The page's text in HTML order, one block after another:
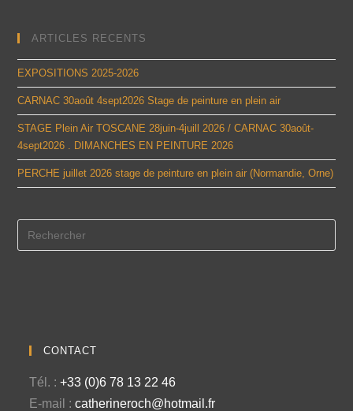
ARTICLES RECENTS
EXPOSITIONS 2025-2026
CARNAC 30août 4sept2026 Stage de peinture en plein air
STAGE Plein Air TOSCANE 28juin-4juill 2026 / CARNAC 30août-
4sept2026 . DIMANCHES EN PEINTURE 2026
PERCHE juillet 2026 stage de peinture en plein air (Normandie, Orne)
CONTACT
Tél. :+33 (0)6 78 13 22 46
E-mail :catherineroch@hotmail.fr